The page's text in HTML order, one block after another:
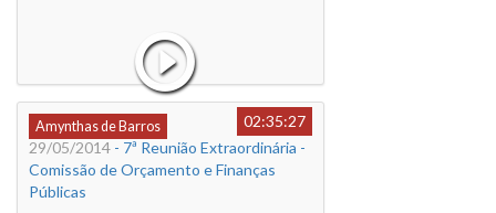
Amynthas de Barros
02:35:27
29/05/2014 - 7ª Reunião Extraordinária -
Comissão de Orçamento e Finanças
Públicas